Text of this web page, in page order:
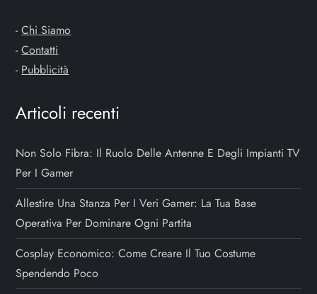
-Chi Siamo
-Contatti
- Pubblicità
Articoli recenti
Non Solo Fibra: Il Ruolo Delle Antenne E Degli Impianti TV
Per I Gamer
Allestire Una Stanza Per I Veri Gamer: La Tua Base
Operativa Per Dominare Ogni Partita
Cosplay Economico: Come Creare Il Tuo Costume
Spendendo Poco